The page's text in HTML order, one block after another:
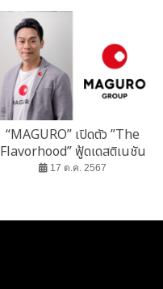
“MAGURO” เปิดตัว ”The
Flavorhood” ฟู้ดเดสติเนชัน
แนวใหม่ใจกลางประดิษฐ์มนู
17 ต.ค. 2567